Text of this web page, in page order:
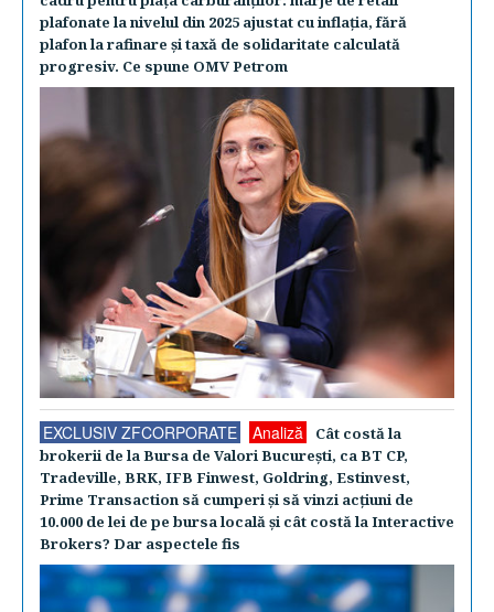
plafonate la nivelul din 2025 ajustat cu inflaţia, fără
plafon la rafinare şi taxă de solidaritate calculată
progresiv. Ce spune OMV Petrom
EXCLUSIV ZFCORPORATE Analiză
Cât costă la
brokerii de la Bursa de Valori Bucureşti, ca BT CP,
Tradeville, BRK, IFB Finwest, Goldring, Estinvest,
Prime Transaction să cumperi şi să vinzi acţiuni de
10.000 de lei de pe bursa locală şi cât costă la Interactive
Brokers? Dar aspectele fis